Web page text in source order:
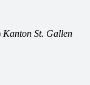
Kanton St. Gallen